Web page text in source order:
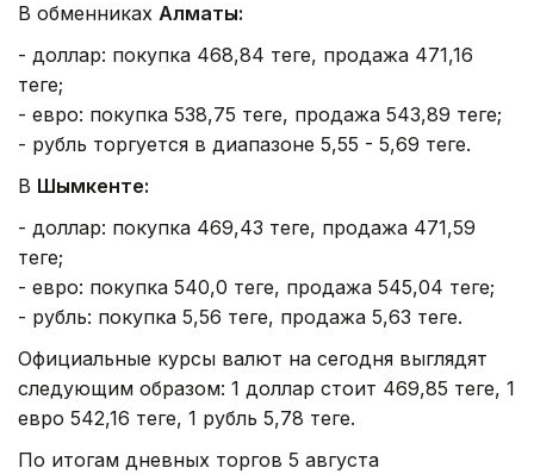
В обменниках Алматы:
- доллар: покупка 468,84 теңге, продажа 471,16
теңге;
- евро: покупка 538,75 теңге, продажа 543,89 теңге;
- рубль торгуется в диапазоне 5,55 - 5,69 теңге.
В Шымкенте:
- доллар: покупка 469,43 теңге, продажа 471,59
теңге;
- евро: покупка 540,0 теңге, продажа 545,04 теңге;
- рубль: покупка 5,56 теңге, продажа 5,63 теңге.
Официальные курсы валют на сегодня выглядят
следующим образом: 1 доллар стоит 469,85 теңге, 1
евро 542,16 теңге, 1 рубль 5,78 теңге.
По итогам дневных торгов 5 августа